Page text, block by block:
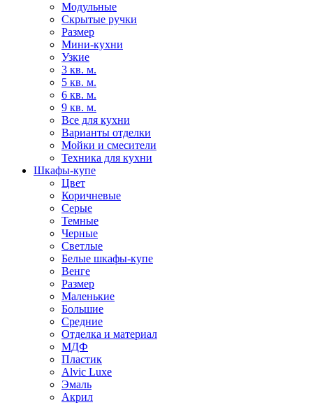
Модульные
Скрытые ручки
Размер
Мини-кухни
Узкие
3 кв. м.
5 кв. м.
6 кв. м.
9 кв. м.
Все для кухни
Варианты отделки
Мойки и смесители
Техника для кухни
Шкафы-купе
Цвет
Коричневые
Серые
Темные
Черные
Светлые
Белые шкафы-купе
Венге
Размер
Маленькие
Большие
Средние
Отделка и материал
МДФ
Пластик
Alvic Luxe
Эмаль
Акрил